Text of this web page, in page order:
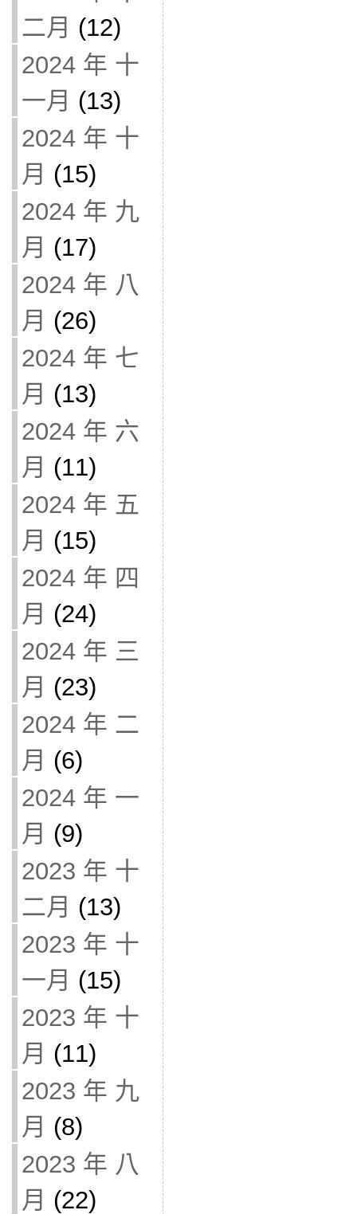
二月 (12)
2024 年 十
一月 (13)
2024 年 十
月 (15)
2024 年 九
月 (17)
2024 年 八
月 (26)
2024 年 七
月 (13)
2024 年 六
月 (11)
2024 年 五
月 (15)
2024 年 四
月 (24)
2024 年 三
月 (23)
2024 年 二
月 (6)
2024 年 一
月 (9)
2023 年 十
二月 (13)
2023 年 十
一月 (15)
2023 年 十
月 (11)
2023 年 九
月 (8)
2023 年 八
月 (22)